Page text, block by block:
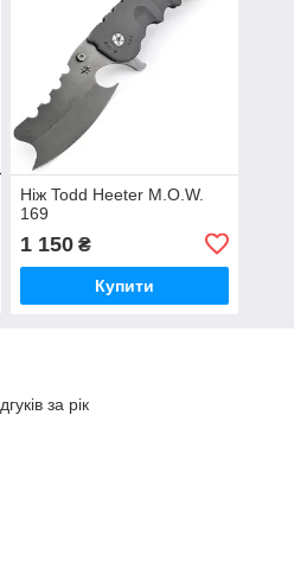
Ніж Todd Heeter M.O.W.
169
1 150₴
Купити
за рік